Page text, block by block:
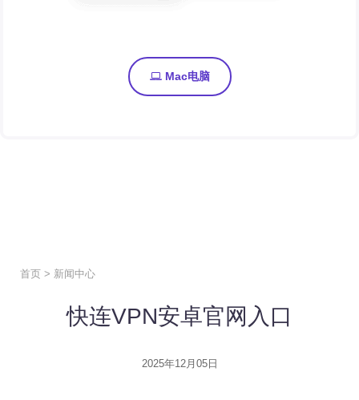
Mac电脑
首页 > 新闻中心
快连VPN安卓官网入口
2025年12月05日